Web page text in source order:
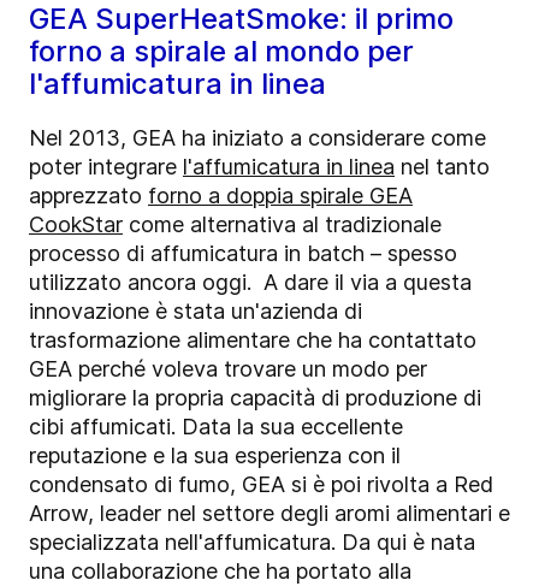
GEA SuperHeatSmoke: il primo
forno a spirale al mondo per
l'affumicatura in linea
Nel 2013, GEA ha iniziato a considerare come
poter integrare l'affumicatura in linea nel tanto
apprezzato forno a doppia spirale GEA
CookStar come alternativa al tradizionale
processo di affumicatura in batch – spesso
utilizzato ancora oggi. A dare il via a questa
innovazione è stata un'azienda di
trasformazione alimentare che ha contattato
GEA perché voleva trovare un modo per
migliorare la propria capacità di produzione di
cibi affumicati. Data la sua eccellente
reputazione e la sua esperienza con il
condensato di fumo, GEA si è poi rivolta a Red
Arrow, leader nel settore degli aromi alimentari e
specializzata nell'affumicatura. Da qui è nata
una collaborazione che ha portato alla